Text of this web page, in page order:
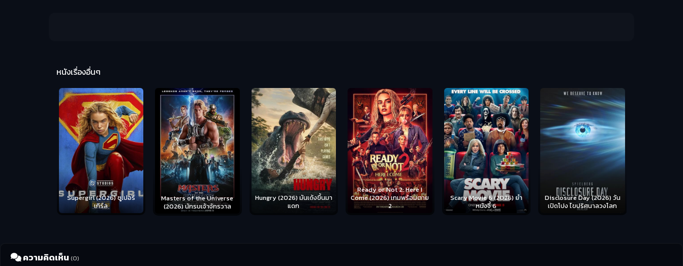
หนังเรื่องอื่นๆ
Supergirl (2026) ซูเปอร์
เกิร์ล
Masters of the Universe
(2026) นักรบเจ้าจักรวาล
Hungry (2026) มันเด้งขึ้นมา
แดก
Ready or Not 2: Here I
Come (2026) เกมพร้อมตาย
2
Scary Movie 6 (2026) ยำ
หนังจี้ 6
Disclosure Day (2026) วัน
เปิดโปง ไขปริศนาลวงโลก
ความคิดเห็น (0)